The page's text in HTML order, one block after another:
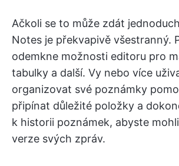
Ačkoli se to může zdát
Notes je překvapivě všestranný.
odemkne možnosti editoru pro
tabulky a další. Vy nebo více
organizovat své poznámky
připínat důležité položky a
k historii poznámek, abyste
verze svých zpráv.